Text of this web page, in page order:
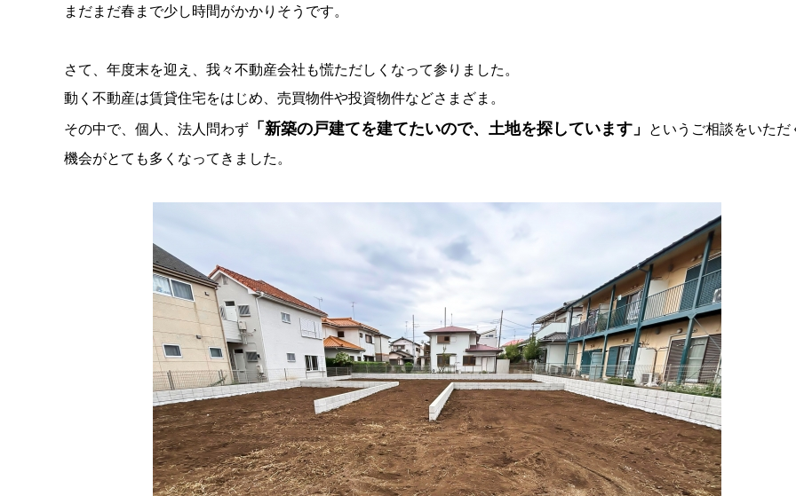
まだまだ春まで少し時間がかかりそうです。
さて、年度末を迎え、我々不動産会社も慌ただしくなって参りました。
動く不動産は賃貸住宅をはじめ、売買物件や投資物件などさまざま。
その中で、個人、法人問わず 「新築の戸建てを建てたいので、土地を探しています」 というご相談をいただ
機会がとても多くなってきました。